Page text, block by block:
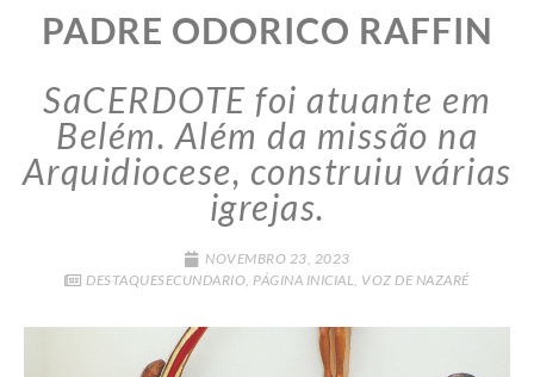
PADRE ODORICO RAFFIN
SaCERDOTE foi atuante em
Belém. Além da missão na
Arquidiocese, construiu várias
igrejas.
NOVEMBRO 23, 2023
DESTAQUESECUNDARIO, PÁGINA INICIAL, VOZ DE NAZARÉ